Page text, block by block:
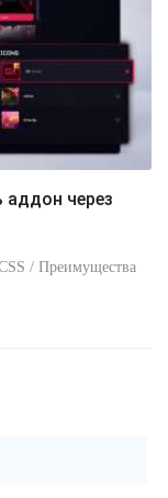
аддон через
/ Преимущества